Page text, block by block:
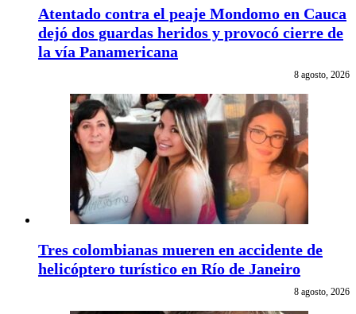
Atentado contra el peaje Mondomo en Cauca
dejó dos guardas heridos y provocó cierre de
la vía Panamericana
8 agosto, 2026
Tres colombianas mueren en accidente de
helicóptero turístico en Río de Janeiro
8 agosto, 2026